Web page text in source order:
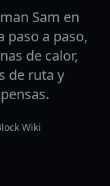
Sam en
paso a paso,
de calor,
de ruta y
Wiki